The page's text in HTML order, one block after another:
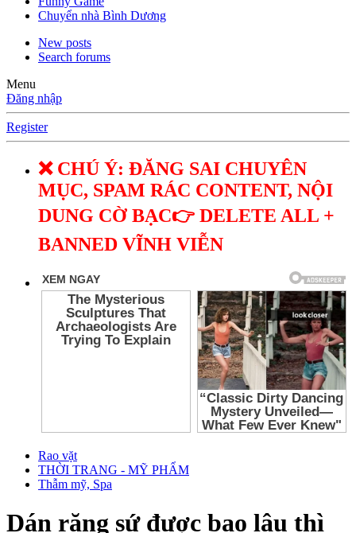
Chuyển nhà Bình Dương
New posts
Search forums
Menu
Đăng nhập
Register
❌ CHÚ Ý: ĐĂNG SAI CHUYÊN
MỤC, SPAM RÁC CONTENT, NỘI
DUNG CỜ BẠC👉 DELETE ALL +
BANNED VĨNH VIỄN
Rao vặt
THỜI TRANG - MỸ PHẨM
Thẫm mỹ, Spa
Dán răng sứ được bao lâu thì